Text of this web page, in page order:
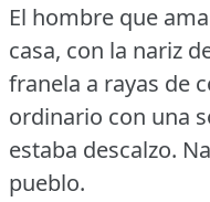
El hombre que
casa, con la nariz
franela a rayas de
ordinario con una
estaba descalzo.
pueblo.